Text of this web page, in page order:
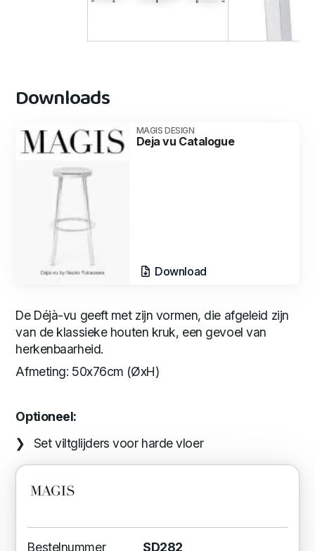
Downloads
MAGIS DESIGN
Deja vu Catalogue
Download
De Déjà-vu geeft met zijn vormen, die afgeleid zijn
van de klassieke houten kruk, een gevoel van
herkenbaarheid.
Afmeting: 50x76cm (ØxH)
Optioneel:
Set viltglijders voor harde vloer
Bestelnummer SD282